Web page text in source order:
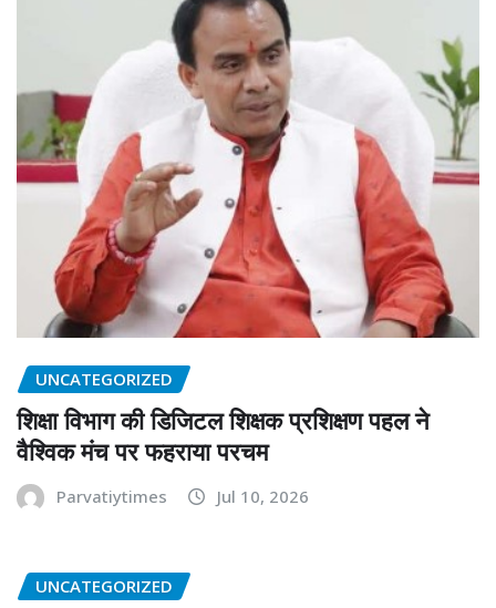
UNCATEGORIZED
शिक्षा विभाग की डिजिटल शिक्षक प्रशिक्षण पहल ने
वैश्विक मंच पर फहराया परचम
Parvatiytimes Jul 10, 2026
UNCATEGORIZED